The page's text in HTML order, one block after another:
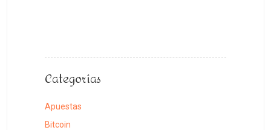
Categorías
Apuestas
Bitcoin